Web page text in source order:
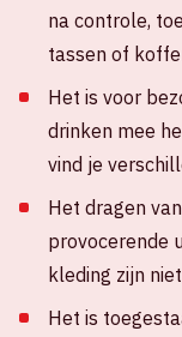
na controle,
tassen of
Het is voor
drinken mee
vind je
Het dragen
provocerende
kleding zijn
Het is